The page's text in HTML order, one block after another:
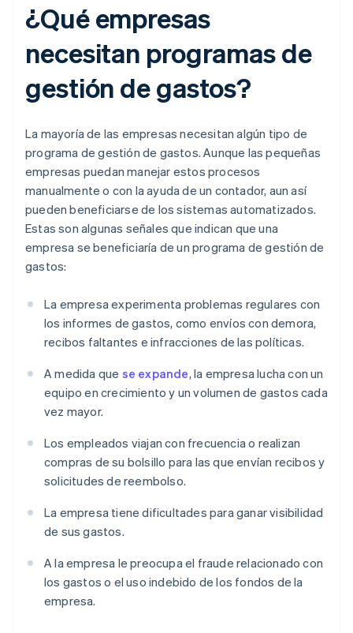
¿Qué empresas
necesitan programas de
gestión de gastos?
La mayoría de las empresas necesitan algún tipo de
programa de gestión de gastos. Aunque las pequeñas
empresas puedan manejar estos procesos
manualmente o con la ayuda de un contador, aun así
pueden beneficiarse de los sistemas automatizados.
Estas son algunas señales que indican que una
empresa se beneficiaría de un programa de gestión de
gastos:
La empresa experimenta problemas regulares con
los informes de gastos, como envíos con demora,
recibos faltantes e infracciones de las políticas.
A medida que se expande, la empresa lucha con un
equipo en crecimiento y un volumen de gastos cada
vez mayor.
Los empleados viajan con frecuencia o realizan
compras de su bolsillo para las que envían recibos y
solicitudes de reembolso.
La empresa tiene dificultades para ganar visibilidad
de sus gastos.
A la empresa le preocupa el fraude relacionado con
los gastos o el uso indebido de los fondos de la
empresa.